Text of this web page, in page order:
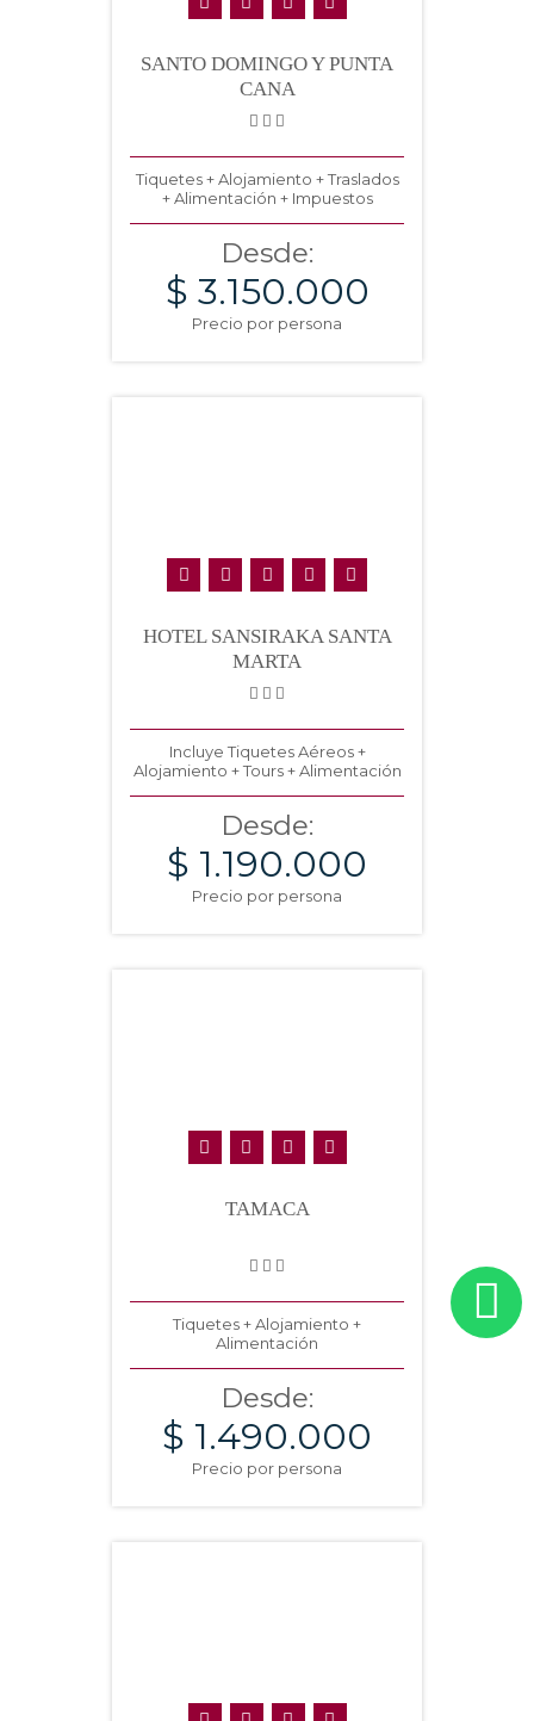
SANTO DOMINGO Y PUNTA
CANA
Tiquetes + Alojamiento + Traslados
+ Alimentación + Impuestos
Desde:
$ 3.150.000
Precio por persona
HOTEL SANSIRAKA SANTA
MARTA
Incluye Tiquetes Aéreos +
Alojamiento + Tours + Alimentación
Desde:
$ 1.190.000
Precio por persona
TAMACA
Tiquetes + Alojamiento +
Alimentación
Desde:
$ 1.490.000
Precio por persona